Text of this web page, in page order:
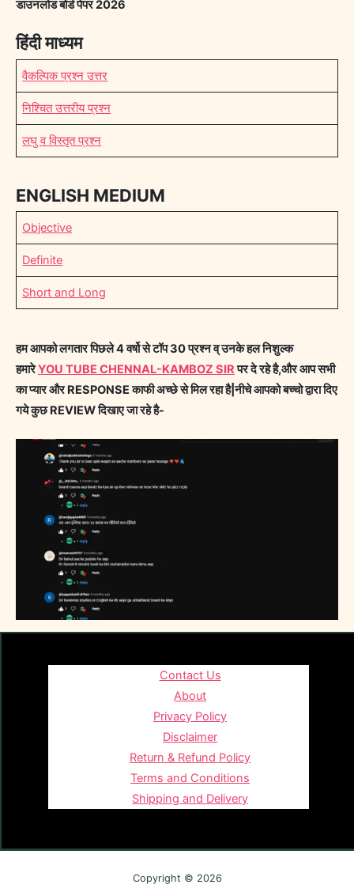
डाउनलोड बोर्ड पेपर 2026
हिंदी माध्यम
वैकल्पिक प्रश्न उत्तर
निश्चित उत्तरीय प्रश्न
लघु व विस्तृत प्रश्न
ENGLISH MEDIUM
Objective
Definite
Short and Long
हम आपको लगतार पिछले 4 वर्षो से टॉप 30 प्रश्न व् उनके हल निशुल्क
हमारेYOU TUBE CHENNAL-KAMBOZ SIRपर दे रहे है,और आप सभी
का प्यार और RESPONSE काफी अच्छे से मिल रहा है|नीचे आपको बच्चो द्वारा दिए
गये कुछ REVIEW दिखाए जा रहे है-
Contact Us
About
Privacy Policy
Disclaimer
Return & Refund Policy
Terms and Conditions
Shipping and Delivery
Copyright © 2026